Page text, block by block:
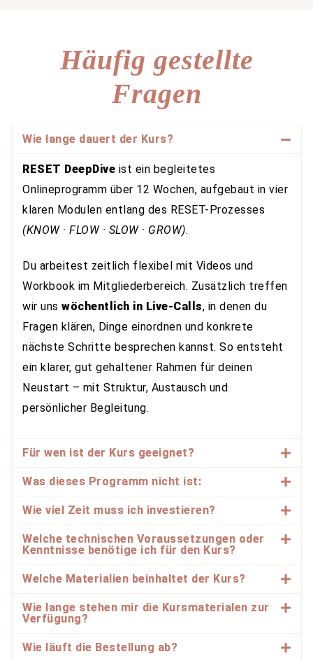
Häufig gestellte
Fragen
Wie lange dauert der Kurs?
RESET DeepDive ist ein begleitetes
Onlineprogramm über 12 Wochen, aufgebaut in vier
klaren Modulen entlang des RESET-Prozesses
(KNOW · FLOW · SLOW · GROW).
Du arbeitest zeitlich flexibel mit Videos und
Workbook im Mitgliederbereich. Zusätzlich treffen
wir uns wöchentlich in Live-Calls, in denen du
Fragen klären, Dinge einordnen und konkrete
nächste Schritte besprechen kannst. So entsteht
ein klarer, gut gehaltener Rahmen für deinen
Neustart – mit Struktur, Austausch und
persönlicher Begleitung.
Für wen ist der Kurs geeignet?
Was dieses Programm nicht ist:
Wie viel Zeit muss ich investieren?
Welche technischen Voraussetzungen oder
Kenntnisse benötige ich für den Kurs?
Welche Materialien beinhaltet der Kurs?
Wie lange stehen mir die Kursmaterialen zur
Verfügung?
Wie läuft die Bestellung ab?